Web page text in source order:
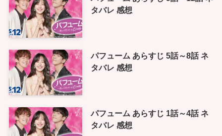
タバレ 感想
パフューム あらすじ 5話～8話 ネ
タバレ 感想
パフューム あらすじ 1話～4話 ネ
タバレ 感想